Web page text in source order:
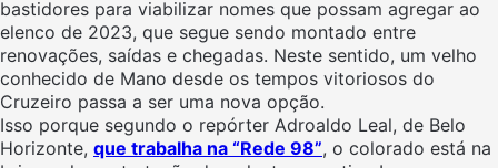
bastidores para viabilizar nomes que possam agregar ao
elenco de 2023, que segue sendo montado entre
renovações, saídas e chegadas. Neste sentido, um velho
conhecido de Mano desde os tempos vitoriosos do
Cruzeiro passa a ser uma nova opção.
Isso porque segundo o repórter Adroaldo Leal, de Belo
Horizonte, que trabalha na “Rede 98”, o colorado está na